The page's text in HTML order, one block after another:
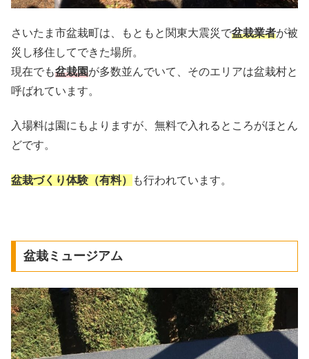
さいたま市盆栽町は、もともと関東大震災で盆栽業者が被
災し移住してできた場所。
現在でも盆栽園が多数並んでいて、そのエリアは盆栽村と
呼ばれています。
入場料は園にもよりますが、無料で入れるところがほとん
どです。
盆栽づくり体験（有料） も行われています。
盆栽ミュージアム